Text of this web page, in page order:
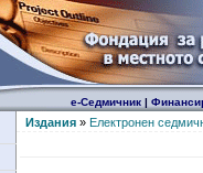
е-Седмичник|
Издания» Електронен